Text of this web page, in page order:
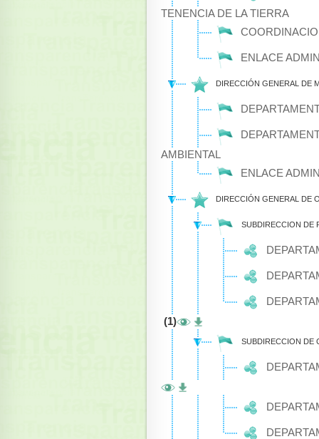
TENENCIA DE LA TIERRA
ENLACE
DIRECCIÓN GENERAL DE
AMBIENTAL
ENLACE
DIRECCIÓN GENERAL DE
SUBDIRECCION DE
(1)
SUBDIRECCION DE